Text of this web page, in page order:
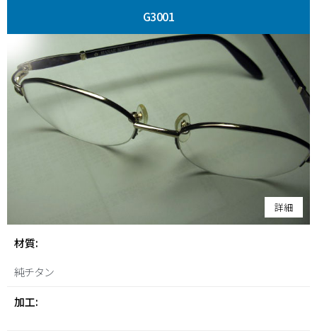
G3001
詳細
材質:
純チタン
加工: